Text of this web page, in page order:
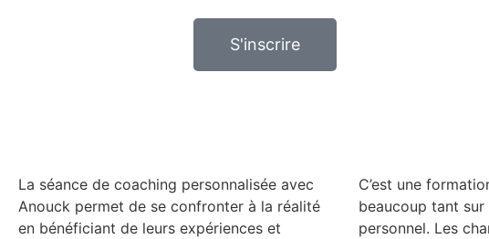
S'inscrire
La séance de coaching personnalisée avec
Anouck permet de se confronter à la réalité
en bénéficiant de leurs expériences et
C’est une
beaucoup tant
personnel. Les